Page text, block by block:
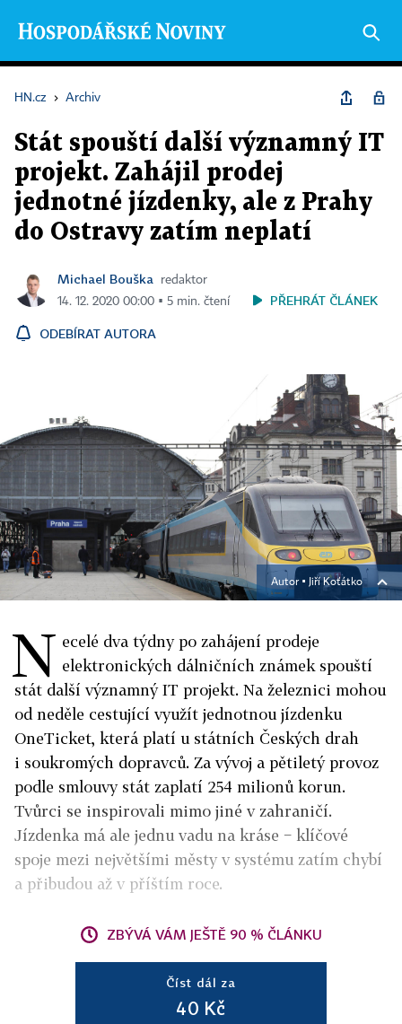
HN.cz › Archiv
Stát spouští další významný IT
projekt. Zahájil prodej
jednotné jízdenky, ale z Prahy
do Ostravy zatím neplatí
Michael Bouška
redaktor
14. 12. 2020 00:00 ▪ 5 min. čtení
PŘEHRÁT ČLÁNEK
ODEBÍRAT AUTORA
Autor ▪ Jiří Koťátko
N ecelé dva týdny po zahájení prodeje
elektronických dálničních známek spouští
stát další významný IT projekt. Na železnici mohou
od neděle cestující využít jednotnou jízdenku
OneTicket, která platí u státních Českých drah
i soukromých dopravců. Za vývoj a pětiletý provoz
podle smlouvy stát zaplatí 254 milionů korun.
Tvůrci se inspirovali mimo jiné v zahraničí.
Jízdenka má ale jednu vadu na kráse − klíčové
spoje mezi největšími městy v systému zatím chybí
a přibudou až v příštím roce.
ZBÝVÁ VÁM JEŠTĚ 90 % ČLÁNKU
Číst dál za
40 Kč